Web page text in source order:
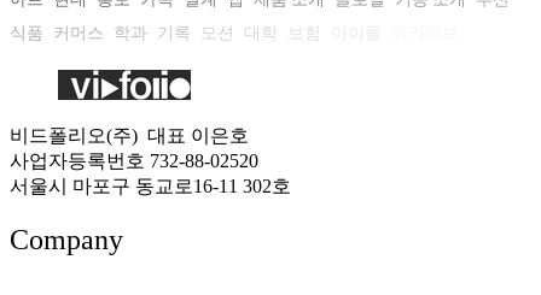
식품
커머스 학과 기록 모션 대학 보험
비드폴리오(주) 대표 이은호
사업자등록번호 732-88-02520
서울시 마포구 동교로16-11 302호
Company